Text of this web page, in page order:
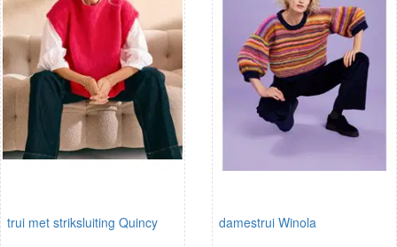
trui met striksluiting Quincy damestrui Winola